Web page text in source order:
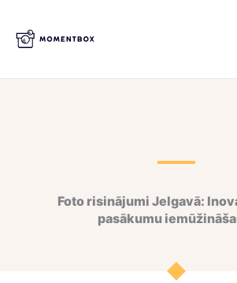
Foto risinājumi Jelgavā:
pasākumu